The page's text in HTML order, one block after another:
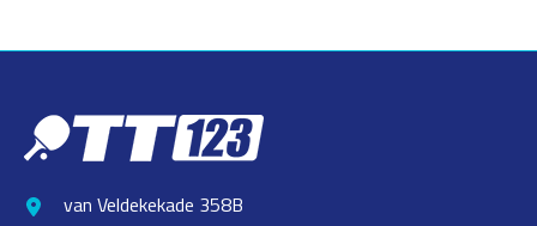
van Veldekekade 358B